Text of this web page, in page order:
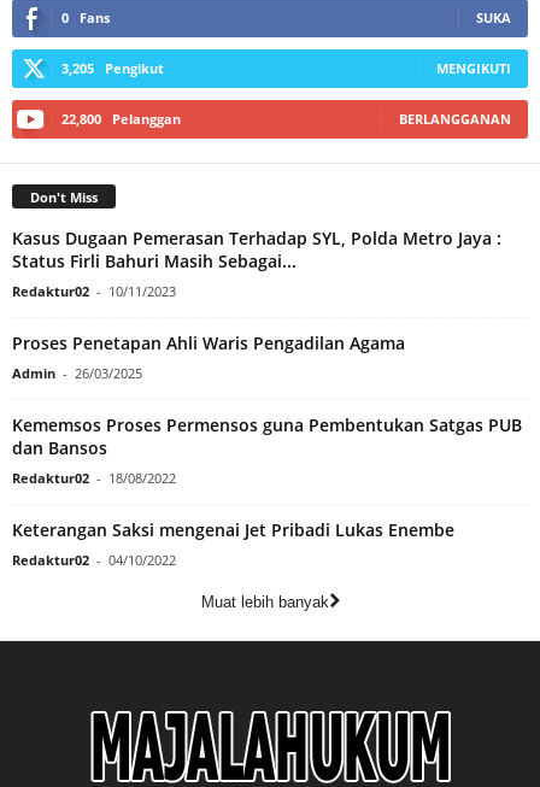
0 Fans SUKA
3,205 Pengikut MENGIKUTI
22,800 Pelanggan BERLANGGANAN
Don't Miss
Kasus Dugaan Pemerasan Terhadap SYL, Polda Metro Jaya :
Status Firli Bahuri Masih Sebagai...
Redaktur02 - 10/11/2023
Proses Penetapan Ahli Waris Pengadilan Agama
Admin - 26/03/2025
Kememsos Proses Permensos guna Pembentukan Satgas PUB
dan Bansos
Redaktur02 - 18/08/2022
Keterangan Saksi mengenai Jet Pribadi Lukas Enembe
Redaktur02 - 04/10/2022
Muat lebih banyak